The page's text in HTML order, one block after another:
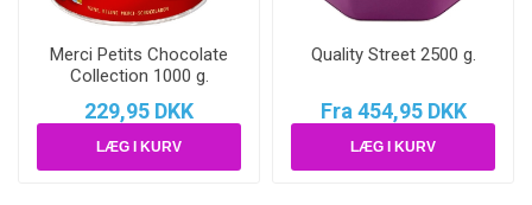
Merci Petits Chocolate
Collection 1000 g.
229,95 DKK
Quality Street 2500 g.
Fra 454,95 DKK